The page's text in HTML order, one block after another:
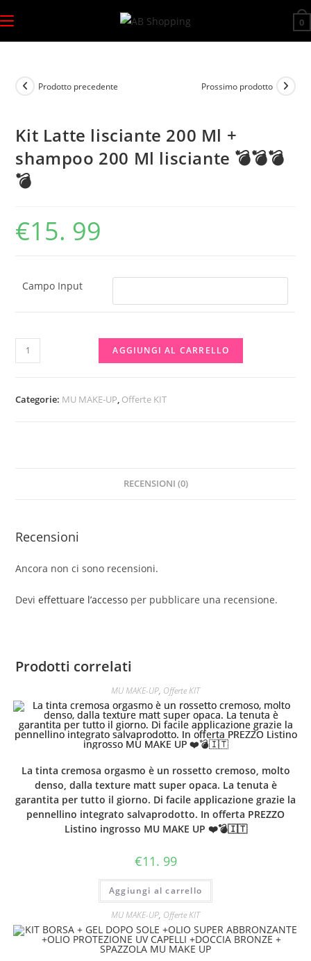
al
contenuto
0
Prodotto precedente Prossimo prodotto
Kit Latte lisciante 200 Ml +
shampoo 200 Ml lisciante 💣💣💣
💣
€15. 99
Campo Input
Kit
Latte
200
💣
💣
AGGIUNGI AL CARRELLO
Categorie: MU MAKE-UP, Offerte KIT
RECENSIONI (0)
Recensioni
Ancora non ci sono recensioni.
Devieffettuare l’accesso per pubblicare una recensione.
Prodotti correlati
MU MAKE-UP, Offerte KIT
La tinta cremosa orgasmo è un rossetto cremoso, molto
denso, dalla texture matt super opaca. La tenuta è
garantita per tutto il giorno. Di facile applicazione grazie la
pennellino integrato salvaprodotto. In offerta PREZZO
Listino ingrosso MU MAKE UP ❤️💣🇮🇹
€11. 99
Aggiungi al carrello
MU MAKE-UP, Offerte KIT